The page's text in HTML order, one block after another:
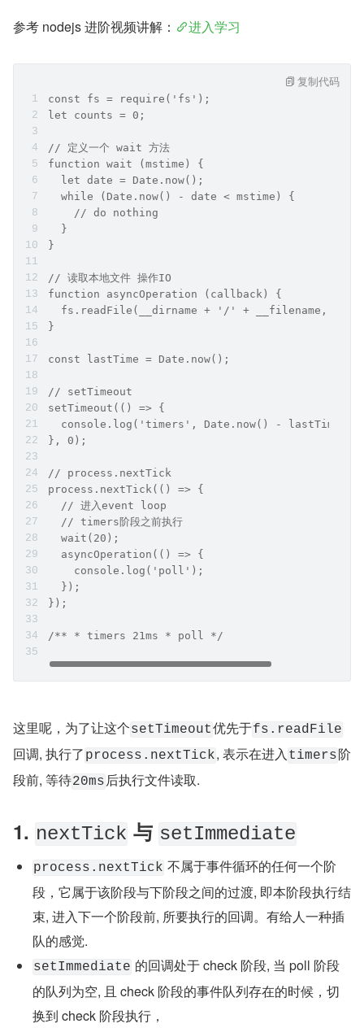
参考 nodejs 进阶视频讲解： 进入学习
const fs = require('fs');
let counts = 0;
// 定义一个 wait 方法
function wait (mstime) {
  let date = Date.now();
  while (Date.now() - date < mstime) {
    // do nothing
  }
}
// 读取本地文件 操作IO
function asyncOperation (callback) {
fs.readFile(__dirname + '/' + __filename,
}
const lastTime = Date.now();
// setTimeout
setTimeout(() => {
console.log('timers', Date.now() - lastTime +
}, 0);
// process.nextTick
process.nextTick(() => {
  // 进入event loop
  // timers阶段之前执行
  wait(20);
  asyncOperation(() => {
    console.log('poll');
  });
});
/** * timers 21ms * poll */
复制代码
这里呢，为了让这个setTimeout优先于fs.readFile
回调, 执行了 process.nextTick, 表示在进入 timers阶
段前, 等待20ms 后执行文件读取.
1. nextTick 与 setImmediate
process.nextTick 不属于事件循环的任何一个阶
段，它属于该阶段与下阶段之间的过渡, 即本阶段执行结
束, 进入下一个阶段前, 所要执行的回调。有给人一种插
队的感觉.
setImmediate 的回调处于 check 阶段, 当 poll 阶段
的队列为空, 且 check 阶段的事件队列存在的时候，切
换到 check 阶段执行，